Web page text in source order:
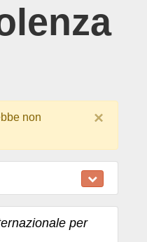
non
×
per